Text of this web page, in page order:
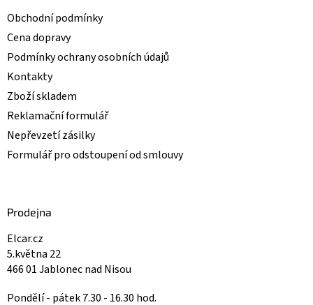
Obchodní podmínky
Cena dopravy
Podmínky ochrany osobních údajů
Kontakty
Zboží skladem
Reklamační formulář
Nepřevzetí zásilky
Formulář pro odstoupení od smlouvy
Prodejna
Elcar.cz
5.května 22
466 01 Jablonec nad Nisou
Pondělí - pátek 7.30 - 16.30 hod.